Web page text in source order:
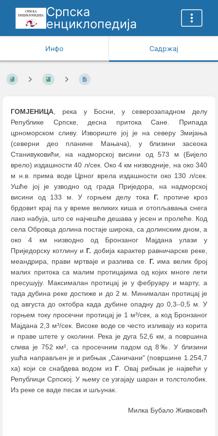
Српска
енциклопедија
Инфо Садржај
ГОМЈЕНИЦА, река у Босни, у северозападном делу
Републике Српске, десна притока Сане. Припада
црноморском сливу. Извориште јој је на северу Змијања
(северни део планине Мањача), у близини засеока
Станивуковићи, на надморској висини од 573 м (Бијело
врело) издашности 40 л/сек. Око 4 км низводније, на око 340
м н.в. прима воде Црног врела издашности око 130 л/сек.
Ушће јој је узводно од града Приједора, на надморској
висини од 133 м. У горњем делу тока Г. протиче кроз
брдовит крај па у време великих киша и отопљавања снега
лако набуја, што се најчешће дешава у јесен и пролеће. Код
села Обровца долина постаје широка, са долинским дном, а
око 4 км низводно од Бронзаног Мајдана улази у
Приједорску котлину и Г. добија карактер равничарске реке,
меандрира, прави мртваје и разлива се. Г. има велик број
малих притока са малим протицајима од којих многе лети
пресушују. Максималан протицај је у фебруару и марту, а
тада дубина реке достиже и до 2 м. Минималан протицај је
од августа до октобра када дубине опадну до 0,3–0,5 м. У
горњем току просечни протицај је 1 м³/сек, а код Бронзаног
Мајдана 2,3 м³/сек. Високе воде се често изливају из корита
и праве штете у околини. Река је дуга 52,6 км, а површина
слива је 752 км², са просечним падом од 8‰. У близини
ушћа направљен је и рибњак „Саничани" (површине 1.254,7
хa) који се снабдева водом из Г. Овај рибњак је највећи у
Републици Српској. У њему се узгајају шаран и толстолобик.
Из реке се ваде песак и шљунак.
Милка Бубало Живковић